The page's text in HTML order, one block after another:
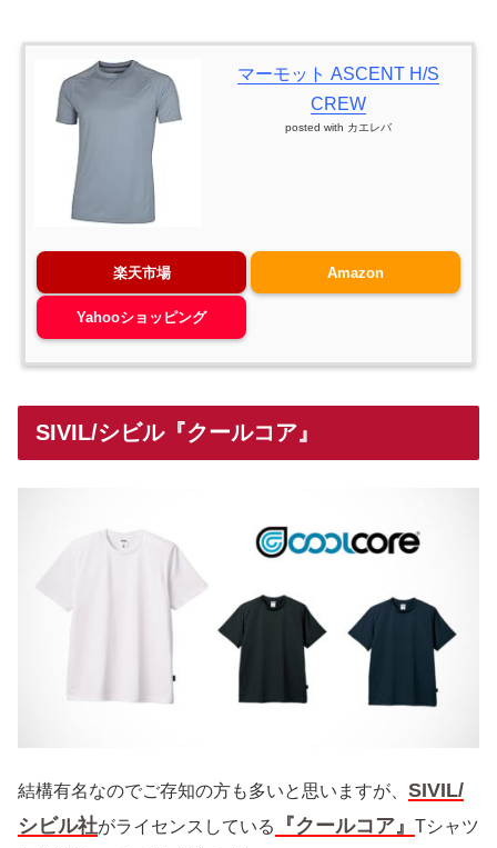
マーモット ASCENT H/S
CREW
posted with カエレバ
楽天市場 Amazon
Yahooショッピング
SIVIL/シビル『クールコア』
結構有名なのでご存知の方も多いと思いますが、 SIVIL/
シビル社がライセンスしている 『クールコア』 Tシャツ